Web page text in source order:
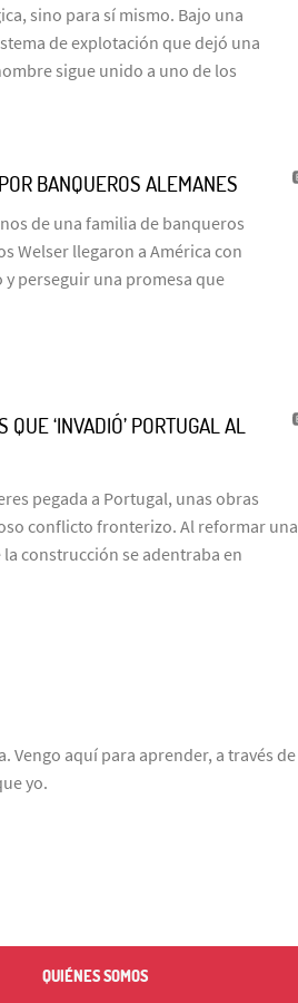
sino para sí mismo. Bajo una
de explotación que dejó una
sigue unido a uno de los
BANQUEROS ALEMANES
de una familia de banqueros
Welser llegaron a América con
perseguir una promesa que
‘INVADIÓ’ PORTUGAL AL
pegada a Portugal, unas obras
conflicto fronterizo. Al reformar una
construcción se adentraba en
Vengo aquí para aprender, a través de
yo.
QUIÉNES SOMOS